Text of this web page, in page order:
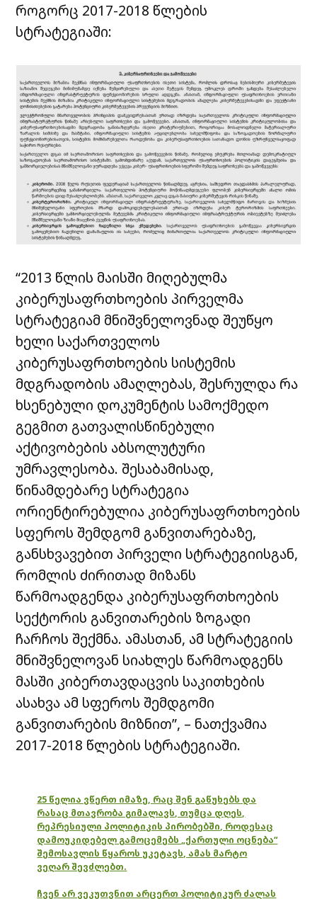
როგორც 2017-2018 წლების
სტრატეგიაში:
“2013 წლის მაისში მიღებულმა
კიბერუსაფრთხოების პირველმა
სტრატეგიამ მნიშვნელოვნად შეუწყო
ხელი საქართველოს
კიბერუსაფრთხოების სისტემის
მდგრადობის ამაღლებას, შესრულდა რა
ხსენებული დოკუმენტის სამოქმედო
გეგმით გათვალისწინებული
აქტივობების აბსოლუტური
უმრავლესობა. შესაბამისად,
წინამდებარე სტრატეგია
ორიენტირებულია კიბერუსაფრთხოების
სფეროს შემდგომ განვითარებაზე,
განსხვავებით პირველი სტრატეგიისგან,
რომლის ძირითად მიზანს
წარმოადგენდა კიბერუსაფრთხოების
სექტორის განვითარების ზოგადი
ჩარჩოს შექმნა. ამასთან, ამ სტრატეგიის
მნიშვნელოვან სიახლეს წარმოადგენს
მასში კიბერთავდაცვის საკითხების
ასახვა ამ სფეროს შემდგომი
განვითარების მიზნით”, – ნათქვამია
2017-2018 წლების სტრატეგიაში.
25 წელია ვწერთ იმაზე, რაც შენ გაწუხებს და
რასაც მთავრობა გიმალავს, თუმცა დღეს,
რეპრესიული პოლიტიკის პირობებში, როდესაც
დამოუკიდებელ გამოცემებს „ქართული ოცნება“
შემოსავლის წყაროს უკეტავს, ამას მარტო
ვეღარ შევძლებთ.
ჩვენ არ ვეკუთვნით არცერთ პოლიტიკურ ძალას